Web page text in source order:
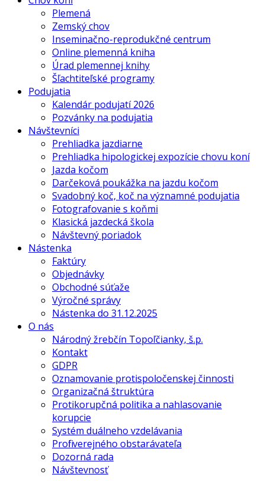
Plemená
Zemský chov
Inseminačno-reprodukčné centrum
Online plemenná kniha
Úrad plemennej knihy
Šľachtiteľské programy
Podujatia
Kalendár podujatí 2026
Pozvánky na podujatia
Návštevníci
Prehliadka jazdiarne
Prehliadka hipologickej expozície chovu koní
Jazda kočom
Darčeková poukážka na jazdu kočom
Svadobný koč, koč na významné podujatia
Fotografovanie s koňmi
Klasická jazdecká škola
Návštevný poriadok
Nástenka
Faktúry
Objednávky
Obchodné súťaže
Výročné správy
Nástenka do 31.12.2025
O nás
Národný žrebčín Topoľčianky, š.p.
Kontakt
GDPR
Oznamovanie protispoločenskej činnosti
Organizačná štruktúra
Protikorupčná politika a nahlasovanie
korupcie
Systém duálneho vzdelávania
Profil verejného obstarávateľa
Dozorná rada
Návštevnosť